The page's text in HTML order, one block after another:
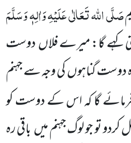
صَلَّی اللہ تَعَالٰی عَلَیْہِ وَاٰلِہٖ وَسَلَّمَ
کہے گا: میرے فلاںدوست
دوست گناہوںکی وجہ سے جہنم
گا کہ اس کے دوست کو
کردو تو جو لوگ جہنم میںباقی رہ